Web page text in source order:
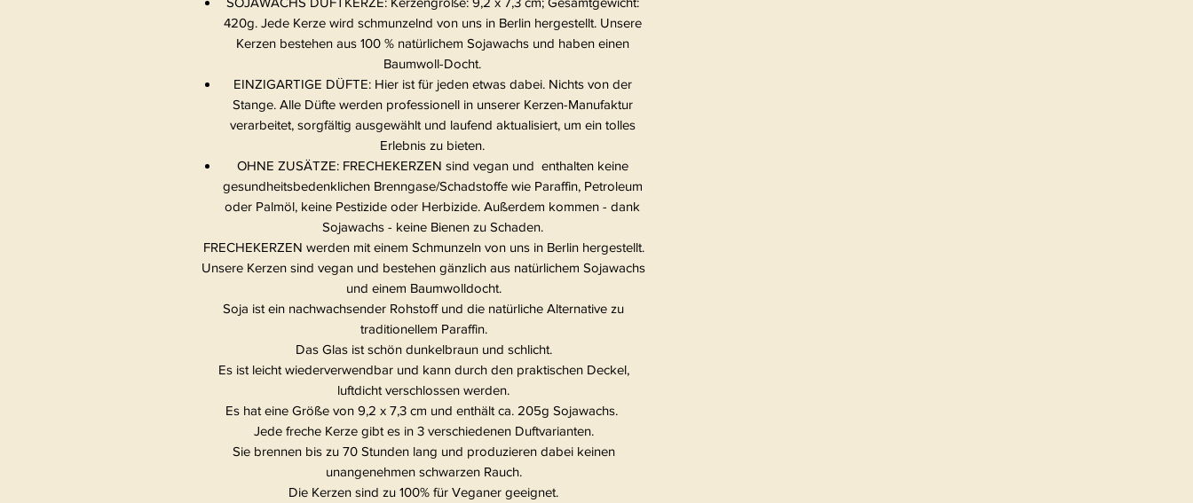
420g. Jede Kerze wird schmunzelnd von uns in Berlin hergestellt. Unsere
Kerzen bestehen aus 100 % natürlichem Sojawachs und haben einen
Baumwoll-Docht.
EINZIGARTIGE DÜFTE: Hier ist für jeden etwas dabei. Nichts von der
Stange. Alle Düfte werden professionell in unserer Kerzen-Manufaktur
verarbeitet, sorgfältig ausgewählt und laufend aktualisiert, um ein tolles
Erlebnis zu bieten.
OHNE ZUSÄTZE: FRECHEKERZEN sind vegan und enthalten keine
gesundheitsbedenklichen Brenngase/Schadstoffe wie Paraffin, Petroleum
oder Palmöl, keine Pestizide oder Herbizide. Außerdem kommen - dank
Sojawachs - keine Bienen zu Schaden.
FRECHEKERZEN werden mit einem Schmunzeln von uns in Berlin hergestellt.
Unsere Kerzen sind vegan und bestehen gänzlich aus natürlichem Sojawachs
und einem Baumwolldocht.
Soja ist ein nachwachsender Rohstoff und die natürliche Alternative zu
traditionellem Paraffin.
Das Glas ist schön dunkelbraun und schlicht.
Es ist leicht wiederverwendbar und kann durch den praktischen Deckel,
luftdicht verschlossen werden.
Es hat eine Größe von 9,2 x 7,3 cm und enthält ca. 205g Sojawachs.
Jede freche Kerze gibt es in 3 verschiedenen Duftvarianten.
Sie brennen bis zu 70 Stunden lang und produzieren dabei keinen
unangenehmen schwarzen Rauch.
Die Kerzen sind zu 100% für Veganer geeignet.